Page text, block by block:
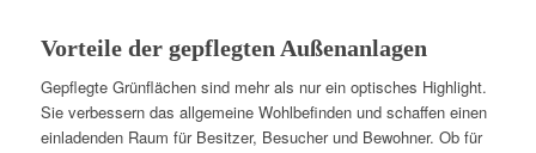
Vorteile der gepflegten Außenanlagen
Gepflegte Grünflächen sind mehr als nur ein optisches Highlight.
Sie verbessern das allgemeine Wohlbefinden und schaffen einen
einladenden Raum für Besitzer, Besucher und Bewohner. Ob für